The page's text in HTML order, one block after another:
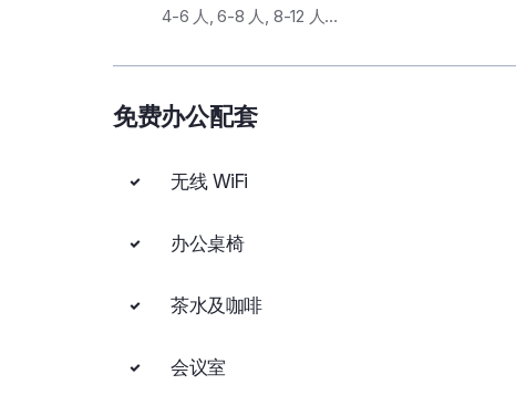
4-6 人, 6-8 人, 8-12 人…
免费办公配套
无线 WiFi
办公桌椅
茶水及咖啡
会议室